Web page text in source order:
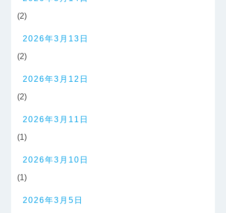
(2)
2026年3月13日
(2)
2026年3月12日
(2)
2026年3月11日
(1)
2026年3月10日
(1)
2026年3月5日